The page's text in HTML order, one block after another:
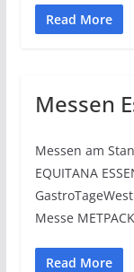
Read More
Messen
Messen am
EQUITANA
Messe METPACK
Read More